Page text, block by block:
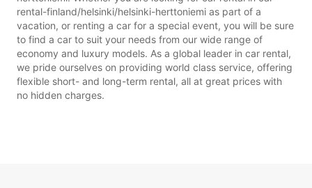
rental-finland/helsinki/helsinki-herttoniemi as part of a
vacation, or renting a car for a special event, you will be sure
to find a car to suit your needs from our wide range of
economy and luxury models. As a global leader in car rental,
we pride ourselves on providing world class service, offering
flexible short- and long-term rental, all at great prices with
no hidden charges.